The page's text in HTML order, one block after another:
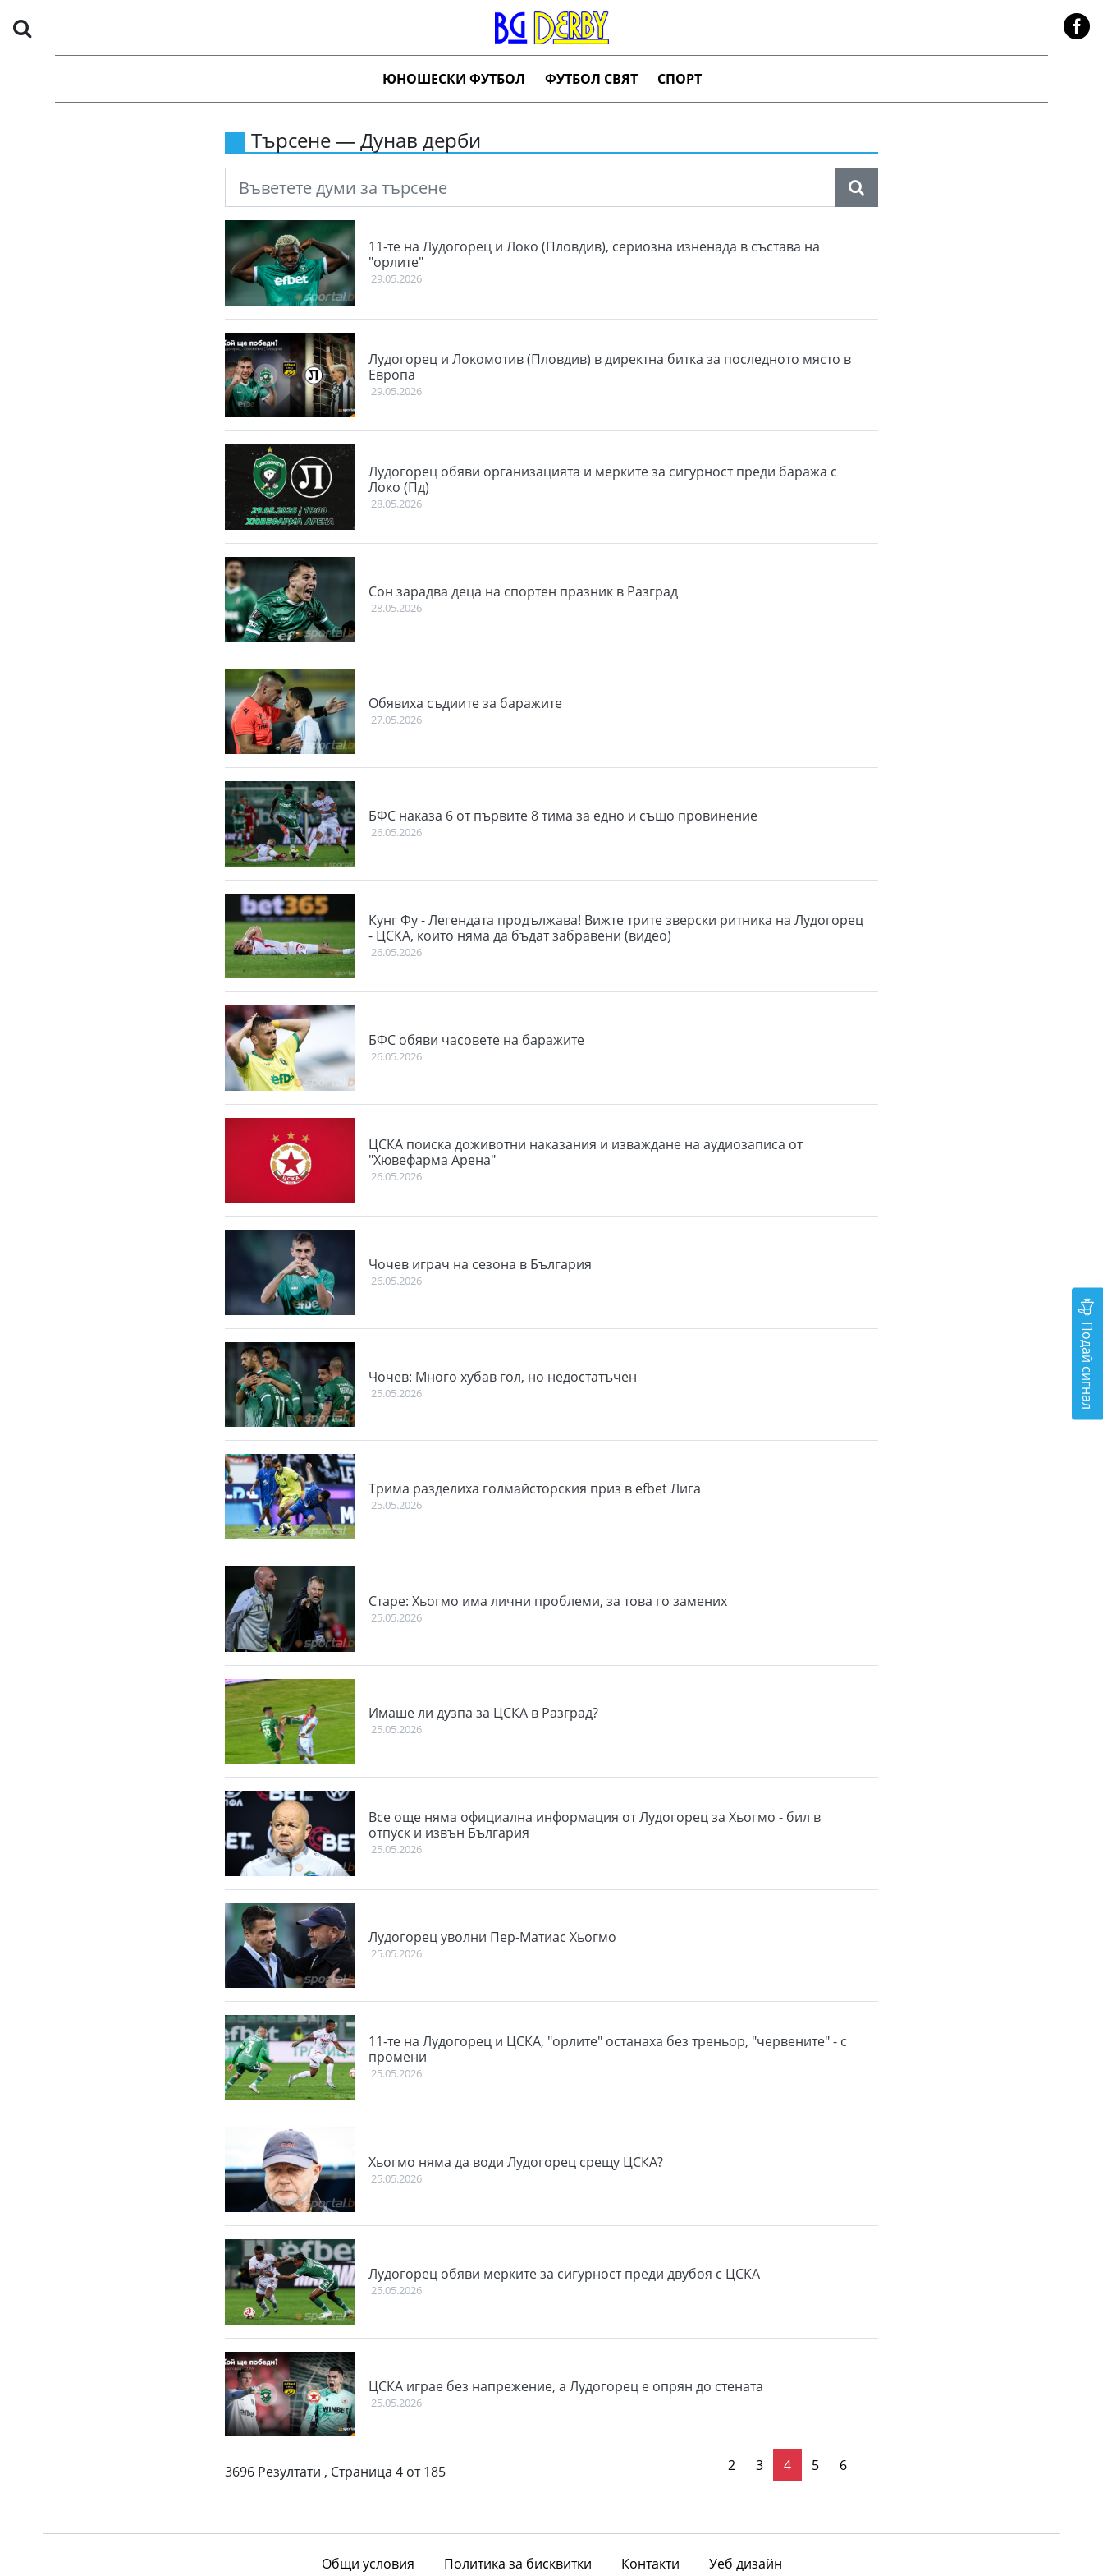
ЮНОШЕСКИ ФУТБОЛ ФУТБОЛ СВЯТ СПОРТ
Търсене — Дунав дерби
11-те на Лудогорец и Локо (Пловдив), сериозна изненада в състава на
"орлите"
29.05.2026
Лудогорец и Локомотив (Пловдив) в директна битка за последното място в
Европа
29.05.2026
Лудогорец обяви организацията и мерките за сигурност преди баража с
Локо (Пд)
28.05.2026
Сон зарадва деца на спортен празник в Разград
28.05.2026
Обявиха съдиите за баражите
27.05.2026
БФС наказа 6 от първите 8 тима за едно и също провинение
26.05.2026
Кунг Фу - Легендата продължава! Вижте трите зверски ритника на Лудогорец
- ЦСКА, които няма да бъдат забравени (видео)
26.05.2026
БФС обяви часовете на баражите
26.05.2026
ЦСКА поиска доживотни наказания и изваждане на аудиозаписа от
"Хювефарма Арена"
26.05.2026
Чочев играч на сезона в България
26.05.2026
Чочев: Много хубав гол, но недостатъчен
25.05.2026
Трима разделиха голмайсторския приз в efbet Лига
25.05.2026
Старе: Хьогмо има лични проблеми, за това го замених
25.05.2026
Имаше ли дузпа за ЦСКА в Разград?
25.05.2026
Все още няма официална информация от Лудогорец за Хьогмо - бил в
отпуск и извън България
25.05.2026
Лудогорец уволни Пер-Матиас Хьогмо
25.05.2026
11-те на Лудогорец и ЦСКА, "орлите" останаха без треньор, "червените" - с
промени
25.05.2026
Хьогмо няма да води Лудогорец срещу ЦСКА?
25.05.2026
Лудогорец обяви мерките за сигурност преди двубоя с ЦСКА
25.05.2026
ЦСКА играе без напрежение, а Лудогорец е опрян до стената
25.05.2026
3696 Резултати , Страница 4 от 185 пътва стр.
2 3 4 5 6
Общи условия Политика за бисквитки Контакти Уеб дизайн
Подай сигнал